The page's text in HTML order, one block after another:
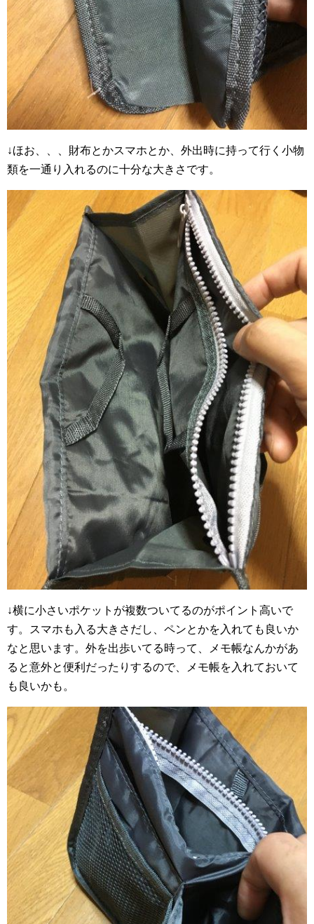
↓ほお、、、財布とかスマホとか、外出時に持って行く小物
類を一通り入れるのに十分な大きさです。
↓横に小さいポケットが複数ついてるのがポイント高いで
す。スマホも入る大きさだし、ペンとかを入れても良いか
なと思います。外を出歩いてる時って、メモ帳なんかがあ
ると意外と便利だったりするので、メモ帳を入れておいて
も良いかも。